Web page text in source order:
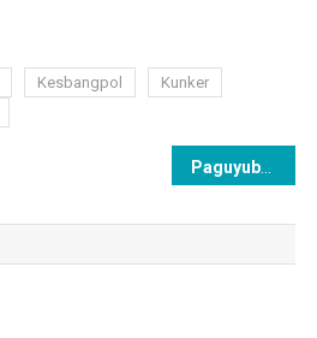
Kesbangpol
Kunker